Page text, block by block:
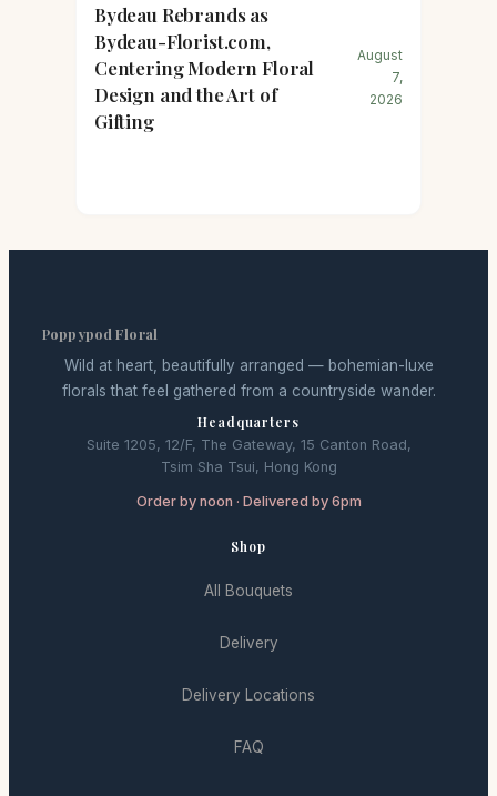
Bydeau Rebrands as
Bydeau-Florist.com,
Centering Modern Floral
Design and the Art of
Gifting
August
7,
2026
Poppypod Floral
Wild at heart, beautifully arranged — bohemian-luxe
florals that feel gathered from a countryside wander.
Headquarters
Suite 1205, 12/F, The Gateway, 15 Canton Road,
Tsim Sha Tsui, Hong Kong
Order by noon · Delivered by 6pm
Shop
All Bouquets
Delivery
Delivery Locations
FAQ